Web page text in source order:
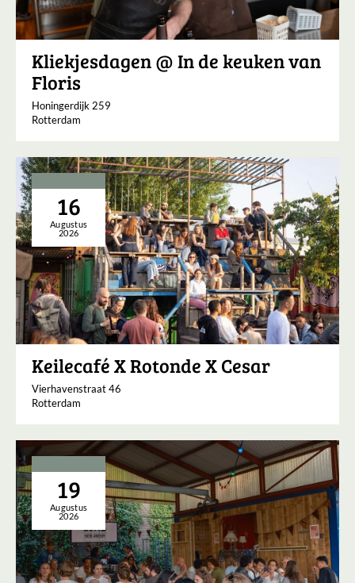
Kliekjesdagen @ In de keuken van
Floris
Honingerdijk 259
Rotterdam
16
Augustus
2026
Keilecafé X Rotonde X Cesar
Vierhavenstraat 46
Rotterdam
19
Augustus
2026